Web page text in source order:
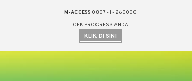
M-ACCESS 0807 - 1 - 260000
CEK PROGRESS ANDA
KLIK DI SINI